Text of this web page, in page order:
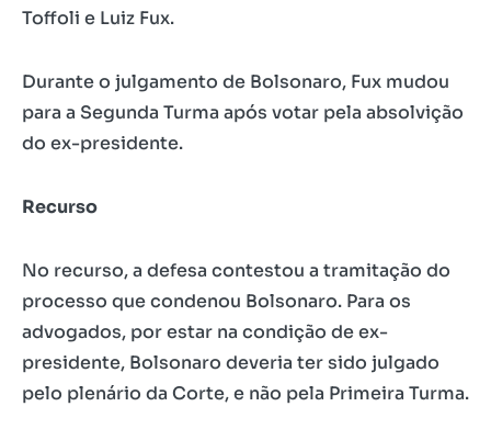
Toffoli e Luiz Fux.
Durante o julgamento de Bolsonaro, Fux mudou
para a Segunda Turma após votar pela absolvição
do ex-presidente.
Recurso
No recurso, a defesa contestou a tramitação do
processo que condenou Bolsonaro. Para os
advogados, por estar na condição de ex-
presidente, Bolsonaro deveria ter sido julgado
pelo plenário da Corte, e não pela Primeira Turma.